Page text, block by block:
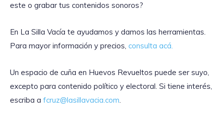
este o grabar tus contenidos sonoros?
En La Silla Vacía te ayudamos y damos las herramientas.
Para mayor información y precios, consulta acá.
Un espacio de cuña en Huevos Revueltos puede ser suyo,
excepto para contenido político y electoral. Si tiene interés,
escriba a fcruz@lasillavacia.com.